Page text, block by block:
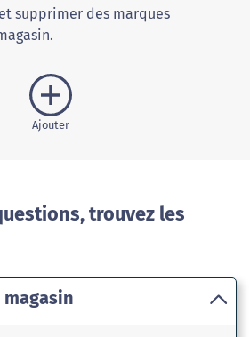
supprimer des marques
Ajouter
trouvez les
magasin